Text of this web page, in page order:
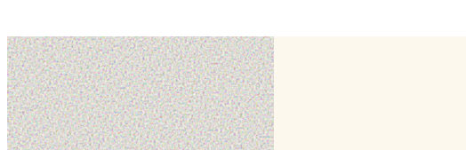
Wedding cakeCake design